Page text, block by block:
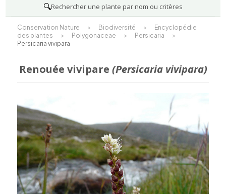
🔍Rechercher une plante par nom ou critères
Conservation Nature > Biodiversité >
Encyclopédie
des plantes
> Polygonaceae > Persicaria
>
Persicaria vivipara
Renouée vivipare (Persicaria vivipara)